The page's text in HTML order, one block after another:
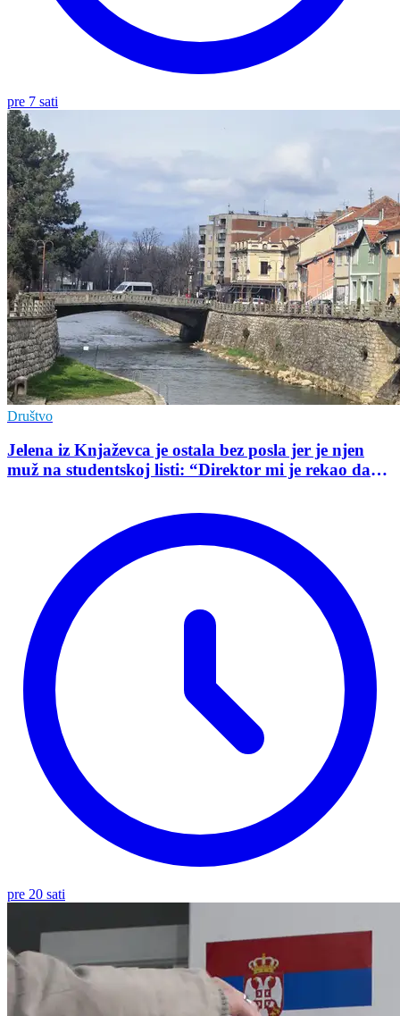
pre 7 sati
Društvo
Jelena iz Knjaževca je ostala bez posla jer je njen
muž na studentskoj listi: “Direktor mi je rekao da
pre 20 sati